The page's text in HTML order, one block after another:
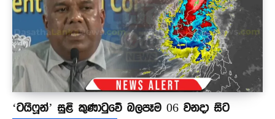
‘ටයිෆූන්’ සුළි කුණාටුවේ බලපෑම 06 වනදා සිට